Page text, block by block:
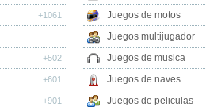
+1061
+502
+601
+901
Juegos de motos
Juegos multijugador
Juegos de musica
Juegos de naves
Juegos de peliculas